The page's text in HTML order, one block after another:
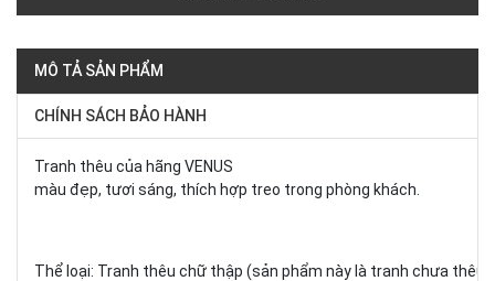
MÔ TẢ SẢN PHẨM
CHÍNH SÁCH BẢO HÀNH
Tranh thêu của hãng VENUS
màu đẹp, tươi sáng, thích hợp treo trong phòng khách.
Thể loại: Tranh thêu chữ thập (sản phẩm này là tranh chưa thêu).